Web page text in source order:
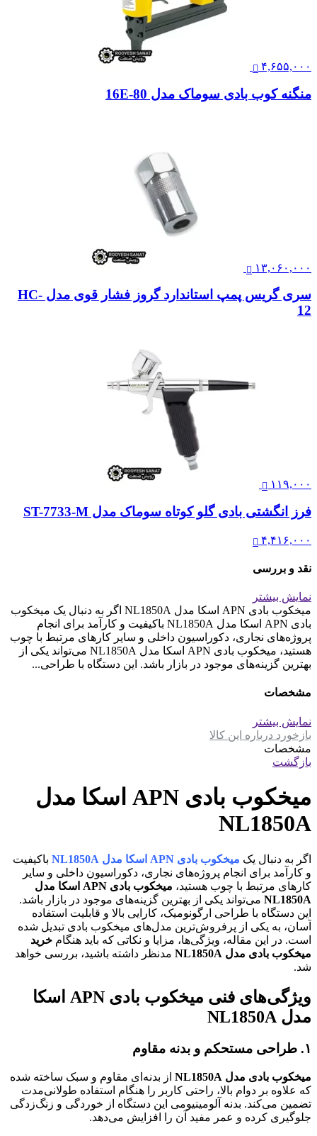
۴,۶۵۵,۰۰۰
منگنه کوب بادی سوماک مدل 80-16E
۱۳,۰۶۰,۰۰۰
سری گریس پمپ استاندارد گروز فشار قوی مدل HC-
12
۱۱۹,۰۰۰
فرز انگشتی بادی گلو کوتاه سوماک مدل ST-7733-M
۴,۴۱۶,۰۰۰
نقد و بررسی
نمایش بیشتر
میخکوب بادی APN اسکا مدل NL1850A اگر به دنبال یک میخکوب
بادی APN اسکا مدل NL1850A باکیفیت و کارآمد برای انجام
پروژه‌های نجاری، دکوراسیون داخلی و سایر کارهای مرتبط با چوب
هستید، میخکوب بادی APN اسکا مدل NL1850A می‌تواند یکی از
بهترین گزینه‌های موجود در بازار باشد. این دستگاه با طراحی...
مشخصات
نمایش بیشتر
بازخورد درباره این کالا
مشخصات
بازگشت
میخکوب بادی APN اسکا مدل
NL1850A
اگر به دنبال یک میخکوب بادی APN اسکا مدل NL1850A
باکیفیت
و کارآمد برای انجام پروژه‌های نجاری، دکوراسیون داخلی و سایر
کارهای مرتبط با چوب هستید،
میخکوب بادی APN اسکا مدل
NL1850A می‌تواند یکی از بهترین گزینه‌های موجود در بازار باشد.
این دستگاه با طراحی ارگونومیک، کارایی بالا و قابلیت استفاده
آسان، به یکی از پرفروش‌ترین مدل‌های میخکوب بادی تبدیل شده
است. در این مقاله، ویژگی‌ها، مزایا و نکاتی که باید هنگام خرید
میخکوب بادی مدل NL1850A
مدنظر داشته باشید، بررسی خواهد
شد.
ویژگی‌های فنی میخکوب بادی APN اسکا
مدل NL1850A
۱. طراحی مستحکم و بدنه مقاوم
میخکوب بادی مدل NL1850A
از بدنه‌ای مقاوم و سبک ساخته شده
که علاوه بر دوام بالا، راحتی کاربر را هنگام استفاده طولانی‌مدت
تضمین می‌کند. بدنه آلومینیومی این دستگاه از خوردگی و زنگ‌زدگی
جلوگیری کرده و عمر مفید آن را افزایش می‌دهد.